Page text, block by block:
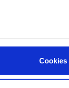
Cookies